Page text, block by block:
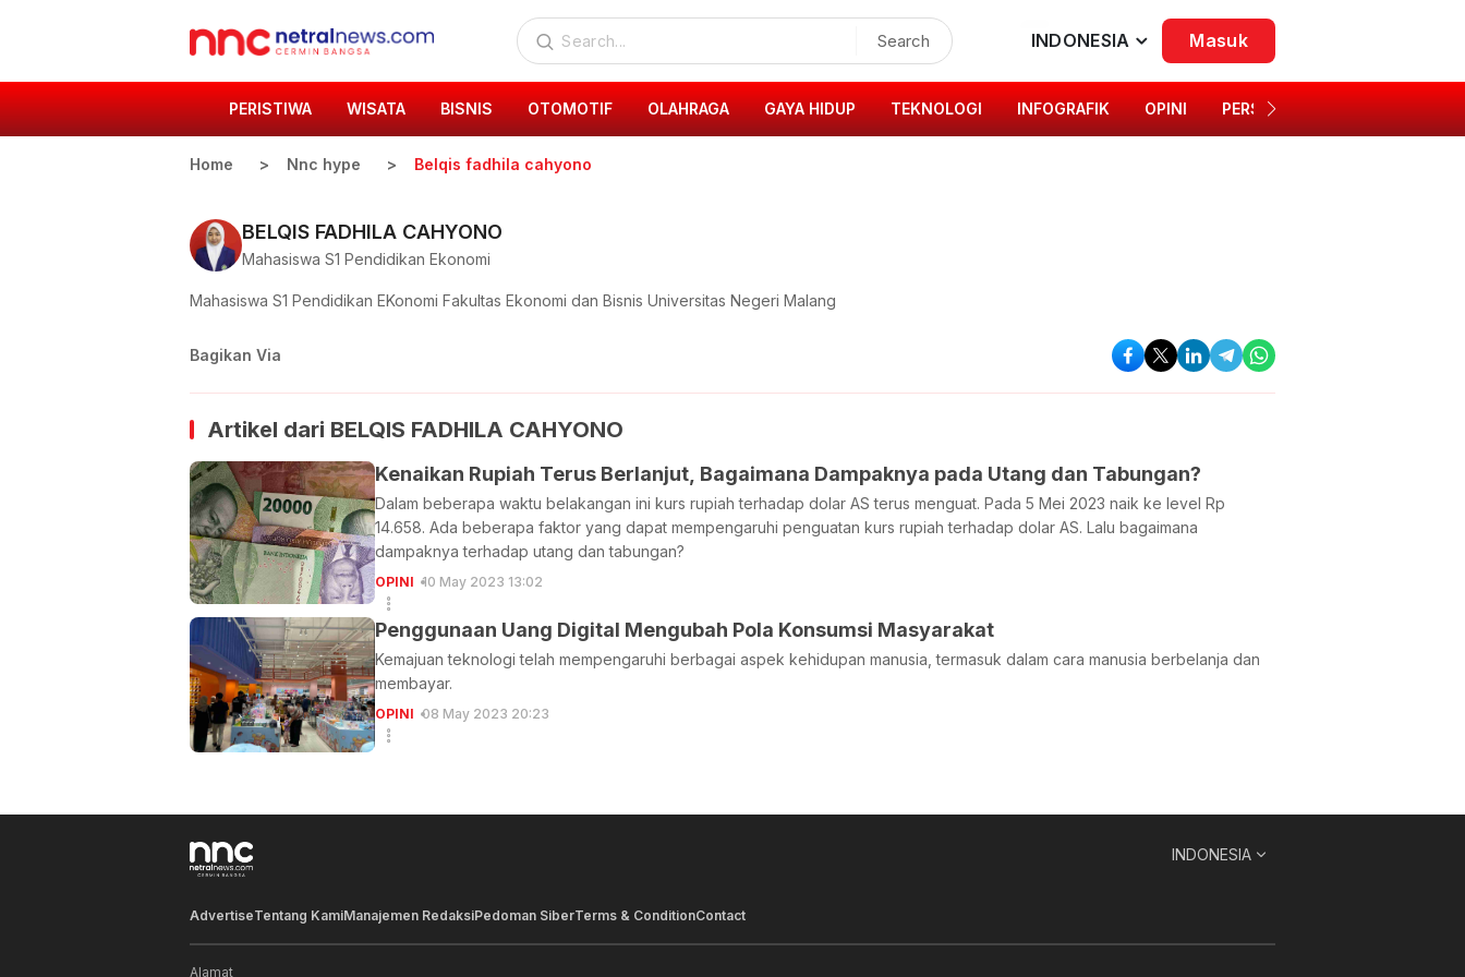
Search INDONESIA Masuk
PERISTIWA WISATA BISNIS OTOMOTIF OLAHRAGA GAYA HIDUP TEKNOLOGI INFOGRAFIK OPINI PERSONA
Home Nnc hype Belqis fadhila cahyono
BELQIS FADHILA CAHYONO
Mahasiswa S1 Pendidikan Ekonomi
Mahasiswa S1 Pendidikan EKonomi Fakultas Ekonomi dan Bisnis Universitas Negeri Malang
Bagikan Via
Artikel dari BELQIS FADHILA CAHYONO
Kenaikan Rupiah Terus Berlanjut, Bagaimana Dampaknya pada Utang dan Tabungan?
Dalam beberapa waktu belakangan ini kurs rupiah terhadap dolar AS terus menguat. Pada 5 Mei 2023 naik ke level Rp
14.658. Ada beberapa faktor yang dapat mempengaruhi penguatan kurs rupiah terhadap dolar AS. Lalu bagaimana
dampaknya terhadap utang dan tabungan?
OPINI 10 May 2023 13:02
Penggunaan Uang Digital Mengubah Pola Konsumsi Masyarakat
Kemajuan teknologi telah mempengaruhi berbagai aspek kehidupan manusia, termasuk dalam cara manusia berbelanja dan
membayar.
OPINI 08 May 2023 20:23
INDONESIA
AdvertiseTentang KamiManajemen RedaksiPedoman SiberTerms & ConditionContact
Alamat